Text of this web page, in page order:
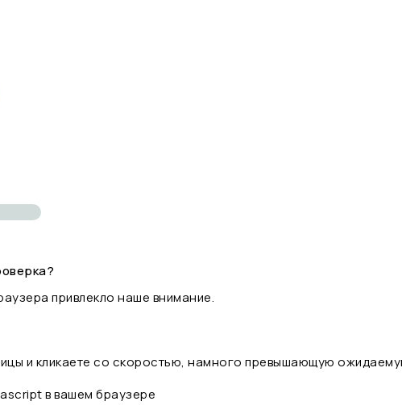
привлекло наше внимание.
и кликаете со скоростью, намного превышающую
в вашем браузере